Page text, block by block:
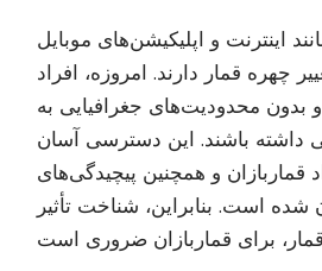
اینترنت و اپلیکیشن‌های موبایل
چهره قمار دارند. امروزه، افراد
بدون محدودیت‌های جغرافیایی به
داشته باشند. این دسترسی آسان
و همچنین پیچیدگی‌های
شده است. بنابراین، شناخت تأثیر